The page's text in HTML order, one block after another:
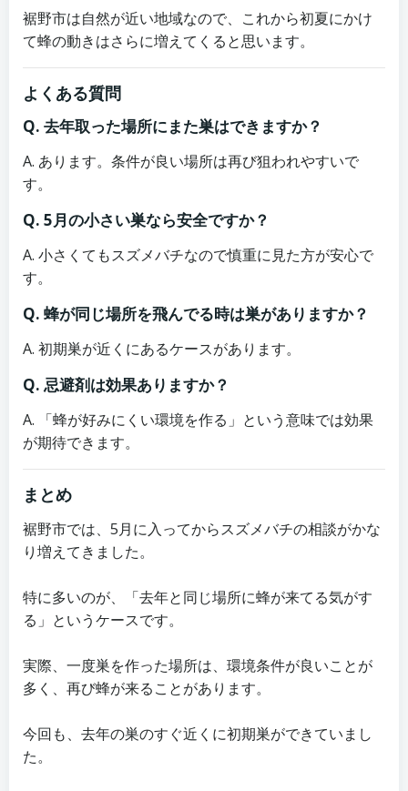
裾野市は自然が近い地域なので、これから初夏にかけ
て蜂の動きはさらに増えてくると思います。
よくある質問
Q. 去年取った場所にまた巣はできますか？
A. あります。条件が良い場所は再び狙われやすいで
す。
Q. 5月の小さい巣なら安全ですか？
A. 小さくてもスズメバチなので慎重に見た方が安心で
す。
Q. 蜂が同じ場所を飛んでる時は巣がありますか？
A. 初期巣が近くにあるケースがあります。
Q. 忌避剤は効果ありますか？
A. 「蜂が好みにくい環境を作る」という意味では効果
が期待できます。
まとめ
裾野市では、5月に入ってからスズメバチの相談がかな
り増えてきました。
特に多いのが、「去年と同じ場所に蜂が来てる気がす
る」というケースです。
実際、一度巣を作った場所は、環境条件が良いことが
多く、再び蜂が来ることがあります。
今回も、去年の巣のすぐ近くに初期巣ができていまし
た。